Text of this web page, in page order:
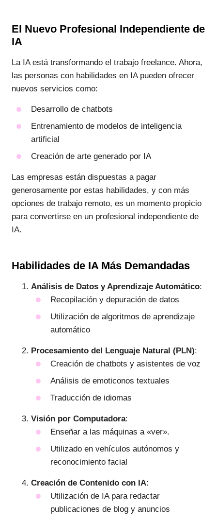
El Nuevo Profesional Independiente de
IA
La IA está transformando el trabajo freelance. Ahora,
las personas con habilidades en IA pueden ofrecer
nuevos servicios como:
Desarrollo de chatbots
Entrenamiento de modelos de inteligencia
artificial
Creación de arte generado por IA
Las empresas están dispuestas a pagar
generosamente por estas habilidades, y con más
opciones de trabajo remoto, es un momento propicio
para convertirse en un profesional independiente de
IA.
Habilidades de IA Más Demandadas
Análisis de Datos y Aprendizaje Automático:
Recopilación y depuración de datos
Utilización de algoritmos de aprendizaje
automático
Procesamiento del Lenguaje Natural (PLN):
Creación de chatbots y asistentes de voz
Análisis de emoticonos textuales
Traducción de idiomas
Visión por Computadora:
Enseñar a las máquinas a «ver».
Utilizado en vehículos autónomos y
reconocimiento facial
Creación de Contenido con IA:
Utilización de IA para redactar
publicaciones de blog y anuncios